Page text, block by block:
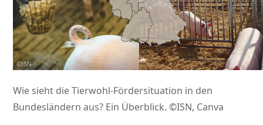
Wie sieht die Tierwohl-Fördersituation in den
Bundesländern aus? Ein Überblick. ©ISN, Canva